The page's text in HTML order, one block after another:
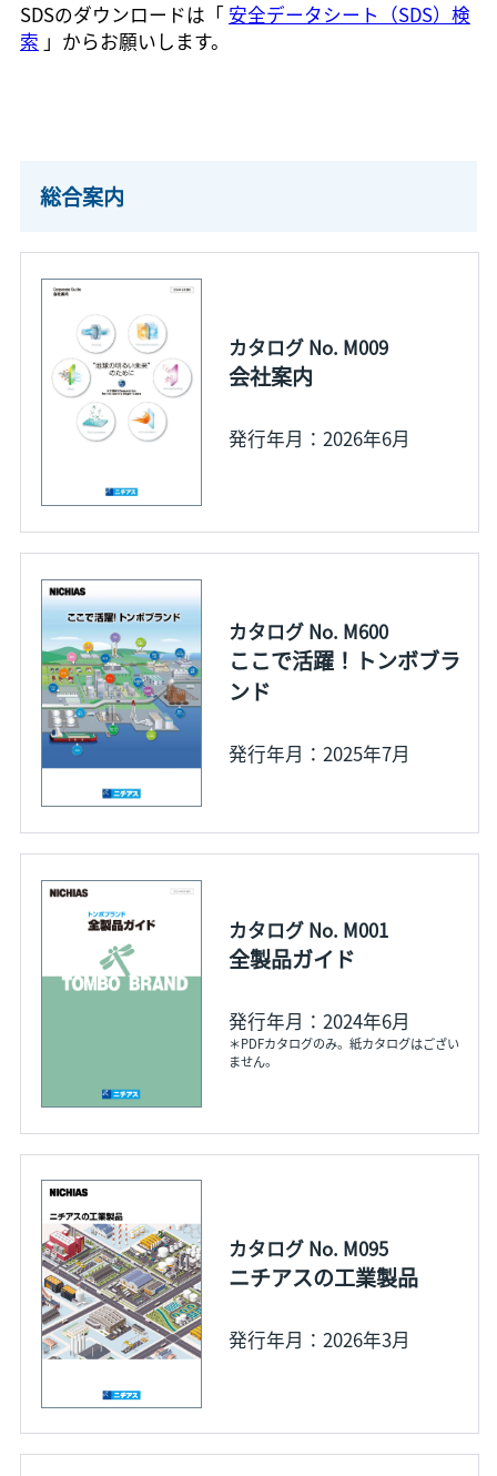
SDSのダウンロードは「 安全データシート（SDS）検
索 」からお願いします。
総合案内
カタログ No. M009
会社案内
発行年月：2026年6月
カタログ No. M600
ここで活躍！トンボブラ
ンド
発行年月：2025年7月
カタログ No. M001
全製品ガイド
発行年月：2024年6月
＊PDFカタログのみ。紙カタログはござい
ません。
カタログ No. M095
ニチアスの工業製品
発行年月：2026年3月